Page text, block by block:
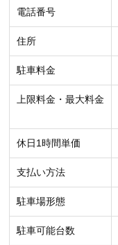
電話番号
住所
駐車料金
上限料金・最大料金
休日1時間単価
支払い方法
駐車場形態
駐車可能台数